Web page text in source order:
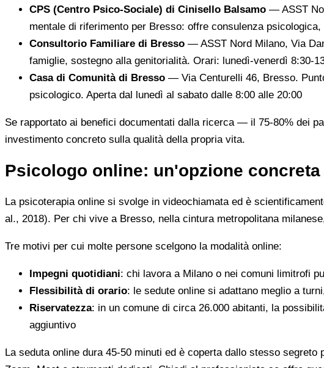
CPS (Centro Psico-Sociale) di Cinisello Balsamo — ASST
mentale di riferimento per Bresso: offre consulenza
Consultorio Familiare di Bresso — ASST Nord Milano, Via
famiglie, sostegno alla genitorialità. Orari: lunedì-venerdì 8:30-
Casa di Comunità di Bresso — Via Centurelli 46, Bresso.
psicologico. Aperta dal lunedì al sabato dalle 8:00 alle 20:00
Se rapportato ai benefici documentati dalla ricerca — il 75-80% dei
investimento concreto sulla qualità della propria vita.
Psicologo online: un'opzione
La psicoterapia online si svolge in videochiamata ed è
al., 2018). Per chi vive a Bresso, nella cintura metropolitana
Tre motivi per cui molte persone scelgono la modalità online:
Impegni quotidiani: chi lavora a Milano o nei comuni limitrofi
Flessibilità di orario: le sedute online si adattano meglio a
Riservatezza: in un comune di circa 26.000 abitanti, la
aggiuntivo
La seduta online dura 45-50 minuti ed è coperta dallo stesso